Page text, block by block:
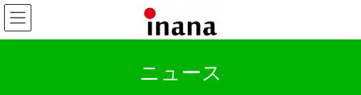
コ
ン
テ
ナ
ビ
ゲ
ニュース